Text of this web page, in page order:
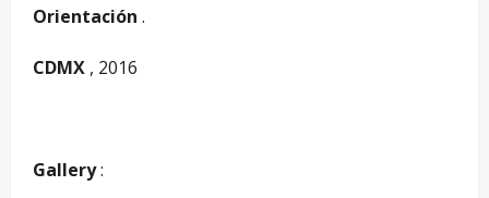
Orientación .
CDMX , 2016
Gallery: